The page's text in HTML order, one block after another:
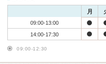
月
09:00-13:00
14:00-17:30
09:00-12:30